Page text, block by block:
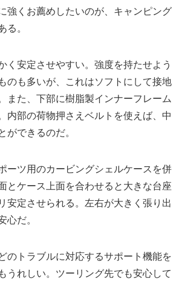
強くお薦めしたいのが、キャンピング
る。
く安定させやすい。強度を持たせよう
のも多いが、これはソフトにして接地
また、下部に樹脂製インナーフレーム
内部の荷物押さえベルトを使えば、中
ができるのだ。
ーツ用のカービングシェルケースを併
とケース上面を合わせると大きな台座
安定させられる。左右が大きく張り出
心だ。
のトラブルに対応するサポート機能を
うれしい。ツーリング先でも安心して